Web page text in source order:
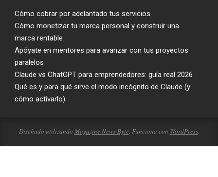
Cómo cobrar por adelantado tus servicios
Cómo monetizar tu marca personal y construir una
marca rentable
Apóyate en mentores para avanzar con tus proyectos
paralelos
Claude vs ChatGPT para emprendedores: guía real 2026
Qué es y para qué sirve el modo incógnito de Claude (y
cómo activarlo)
Diseñado utilizando Magazine News Byte . Funciona con WordPress.